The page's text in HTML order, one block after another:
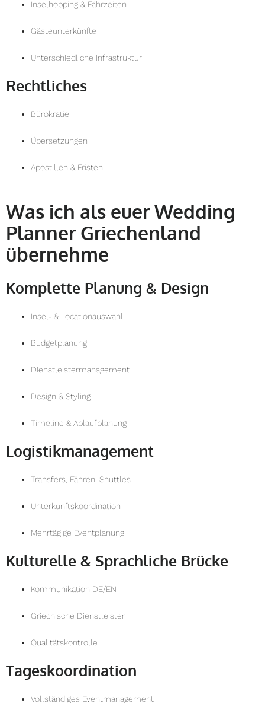
Inselhopping & Fährzeiten
Gästeunterkünfte
Unterschiedliche Infrastruktur
Rechtliches
Bürokratie
Übersetzungen
Apostillen & Fristen
Was ich als euer Wedding
Planner Griechenland
übernehme
Komplette Planung & Design
Insel‑ & Locationauswahl
Budgetplanung
Dienstleistermanagement
Design & Styling
Timeline & Ablaufplanung
Logistikmanagement
Transfers, Fähren, Shuttles
Unterkunftskoordination
Mehrtägige Eventplanung
Kulturelle & Sprachliche Brücke
Kommunikation DE/EN
Griechische Dienstleister
Qualitätskontrolle
Tageskoordination
Vollständiges Eventmanagement